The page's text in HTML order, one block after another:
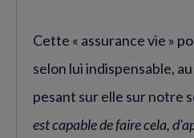
Cette « assurance vie »
selon lui indispensable,
pesant sur elle sur notre
est capable de faire cela,